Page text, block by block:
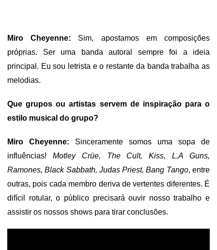
Miro Cheyenne: Sim, apostamos em composições
próprias. Ser uma banda autoral sempre foi a ideia
principal. Eu sou letrista e o restante da banda trabalha as
melodias.
Que grupos ou artistas servem de inspiração para o
estilo musical do grupo?
Miro Cheyenne: Sinceramente somos uma sopa de
influências! Motley Crüe, The Cult, Kiss, L.A Guns,
Ramones, Black Sabbath, Judas Priest, Bang Tango, entre
outras, pois cada membro deriva de vertentes diferentes. É
difícil rotular, o público precisará ouvir nosso trabalho e
assistir os nossos shows para tirar conclusões.